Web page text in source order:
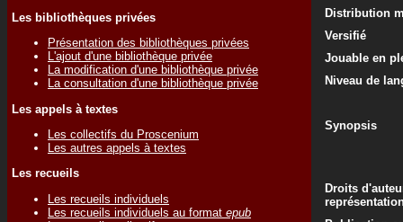
Les bibliothèques privées
Présentation des bibliothèques privées
L'ajout d'une bibliothèque privée
La modification d'une bibliothèque privée
La consultation d'une bibliothèque privée
Les appels à textes
Les collectifs du Proscenium
Les autres appels à textes
Les recueils
Les recueils individuels
Les recueils individuels au format epub
Distribution
Versifié
Jouable en
Niveau de
Synopsis
Droits